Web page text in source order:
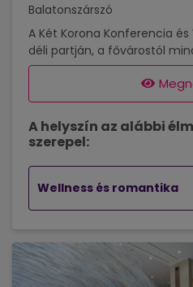
Balatonszárszó
A Két Korona Konferencia
déli partján, a fővárostól
autóútra található. A
korlátlan
és szabadidős programok
garantálja a felhőtlen
számára. A 77 szobás
új szárnyában nyitotta meg
wellnessközpontját, mely a
harmóniájának
A helyszín az alábbi
szerepel:
Wellness és romantika